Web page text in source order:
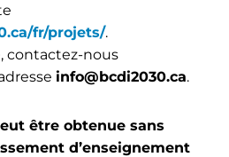
fr/projets/.
contactez-nous
info@bcdi2030.ca.
être obtenue sans
d’enseignement